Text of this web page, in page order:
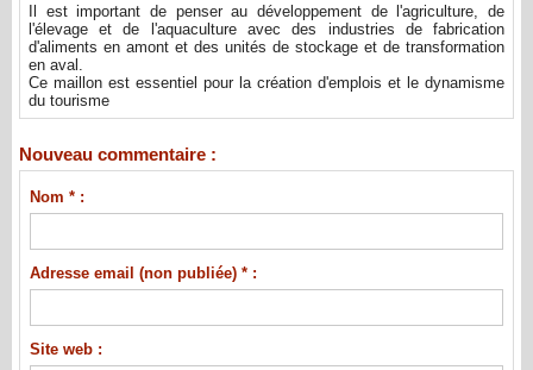
Il est important de penser au développement de l'agriculture, de
l'élevage et de l'aquaculture avec des industries de fabrication
d'aliments en amont et des unités de stockage et de transformation
en aval.
Ce maillon est essentiel pour la création d'emplois et le dynamisme
du tourisme
Nouveau commentaire :
Nom * :
Adresse email (non publiée) * :
Site web :